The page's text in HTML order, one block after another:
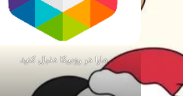
مارا در روبیکا دنبال کنید